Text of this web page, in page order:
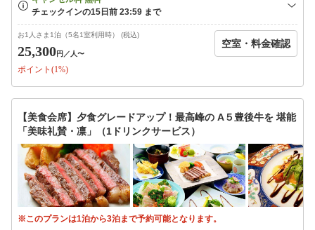
【夕食】お楽しみのご夕食は、新鮮なお野菜や魚介類を使った逸品達に、
国産和牛ステーキがメインの和洋折衷モダン懐石「美味礼賛（びみらいさ
ん）」大分県産の地元の食材をふんだんに用いたお料理を提供いたしま
す。料理長こだわりのお料理を心行くまでお愉しみくださいませ。・場
所：館内レストラン・和処「省雲軒」【朝食】自家野菜中心のおかずやお
味噌汁、炊き立てのつやつやご飯の和朝食です。【駐車場】・無料駐車場
お1人さま1泊（5名1室利用時） (税込)
25,300円 ／人〜
ポイント(1%)
空室・料金確認
【美食会席】夕食グレードアップ！最高峰の A５豊後牛を 堪能
「美味礼賛・凛」（1ドリンクサービス）
※このプランは1泊から3泊まで予約可能となります。